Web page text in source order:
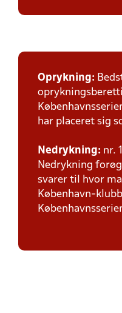
Oprykning:
har placeret sig
Nedrykning: nr.
Nedrykning
svarer til hvor
København-